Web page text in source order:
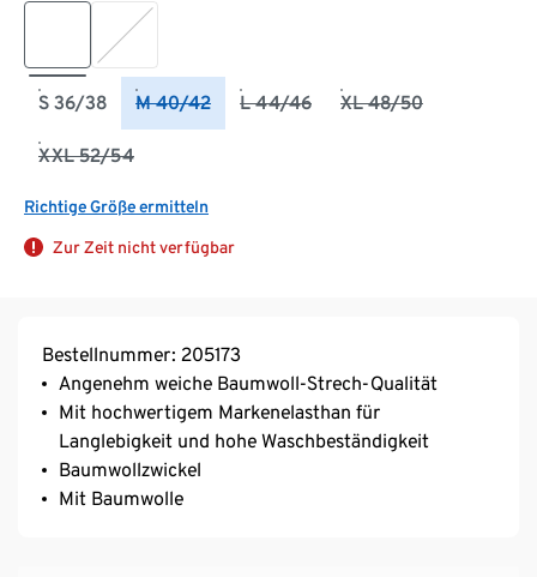
S 36/38 M 40/42 L 44/46 XL 48/50
XXL 52/54
Richtige Größe ermitteln
Zur Zeit nicht verfügbar
Bestellnummer: 205173
Angenehm weiche Baumwoll-Strech-Qualität
Mit hochwertigem Markenelasthan für
Langlebigkeit und hohe Waschbeständigkeit
Baumwollzwickel
Mit Baumwolle